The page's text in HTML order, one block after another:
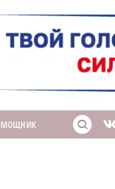
S V